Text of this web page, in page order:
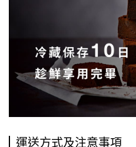
運送方式及注意事項